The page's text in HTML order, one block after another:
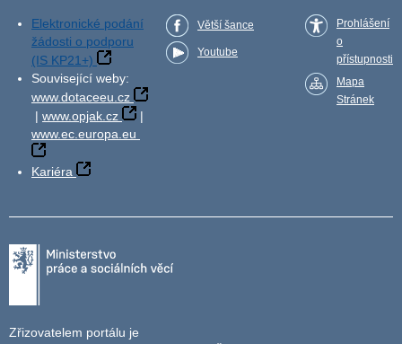
Elektronické podání
žádosti o podporu
(IS KP21+)
Související weby:
www.dotaceeu.cz
| www.opjak.cz
|
www.ec.europa.eu
Kariéra
Větší šance
Youtube
Prohlášení
o
přístupnosti
Mapa
Stránek
Zřizovatelem portálu je